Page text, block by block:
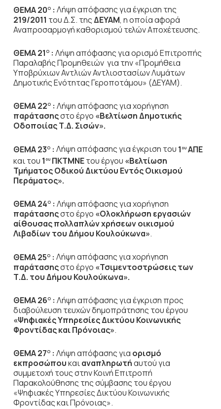
ΘΕΜΑ 20Ο: Λήψη απόφασης για έγκριση της
219/2011 του Δ.Σ. τηςΔΕΥΑΜ, η οποία αφορά
Αναπροσαρμογή καθορισμού τελών Αποχέτευσης.
ΘΕΜΑ 21 Ο: Λήψη απόφασης για ορισμό Επιτροπής
Παραλαβής Προμηθειών για την «Προμήθεια
Υποβρύχιων Αντλιών Αντλιοστασίων Λυμάτων
Δημοτικής Ενότητας Γεροποτάμου» (ΔΕΥΑΜ).
ΘΕΜΑ 22Ο: Λήψη απόφασης για χορήγηση
παράτασηςστο έργο «Βελτίωση Δημοτικής
Οδοποιίας Τ.Δ. Σισών».
ΘΕΜΑ 23Ο: Λήψη απόφασης για έγκριση του 1 ουΑΠΕ
και του 1 ουΠΚΤΜΝΕτου έργου «Βελτίωση
Τμήματος Οδικού Δικτύου Εντός Οικισμού
Περάματος».
ΘΕΜΑ 24Ο: Λήψη απόφασης για χορήγηση
παράτασηςστο έργο «Ολοκλήρωση εργασιών
αίθουσας πολλαπλών χρήσεων οικισμού
Λιβαδίων του Δήμου Κουλούκωνα».
ΘΕΜΑ 25Ο: Λήψη απόφασης για χορήγηση
παράτασηςστο έργο «Τσιμεντοστρώσεις των
Τ.Δ. του Δήμου Κουλούκωνα».
ΘΕΜΑ 26Ο: Λήψη απόφασης για έγκριση προς
διαβούλευση τευχών δημοπράτησης του έργου
«Ψηφιακές Υπηρεσίες Δικτύου Κοινωνικής
Φροντίδας και Πρόνοιας».
ΘΕΜΑ 27Ο: Λήψη απόφασης για ορισμό
εκπροσώπουκαιαναπληρωτήαυτού για
συμμετοχή τους στην Κοινή Επιτροπή
Παρακολούθησης της σύμβασης του έργου
«Ψηφιακές Υπηρεσίες Δικτύου Κοινωνικής
Φροντίδας και Πρόνοιας».